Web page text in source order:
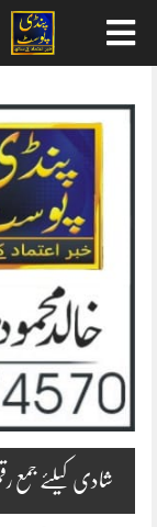
content
شادی کیلئے جمع